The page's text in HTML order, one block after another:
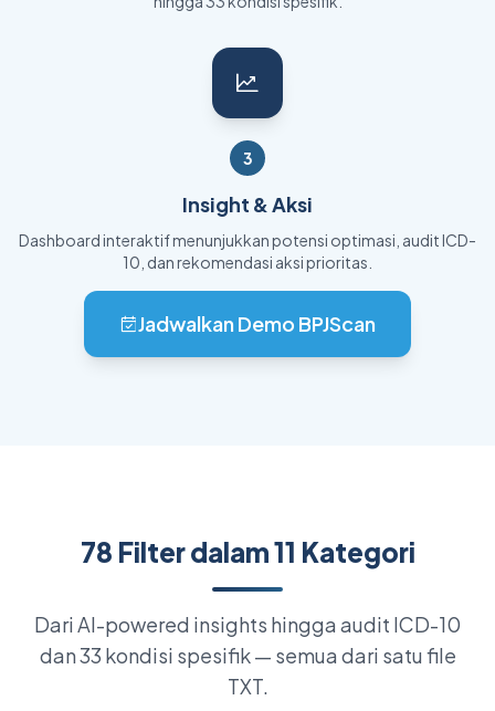
3
Insight & Aksi
Dashboard interaktif menunjukkan potensi optimasi, audit ICD-
10, dan rekomendasi aksi prioritas.
Jadwalkan Demo BPJScan
78 Filter dalam 11 Kategori
Dari AI-powered insights hingga audit ICD-10
dan 33 kondisi spesifik — semua dari satu file
TXT.